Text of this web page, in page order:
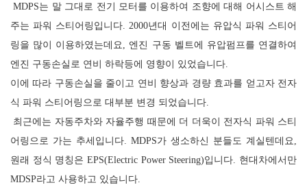
MDPS는 말 그대로 전기 모터를 이용하여 조향에 대해 어시스트 해
주는 파워 스티어링입니다.2000년대 이전에는 유압식 파워 스티어
링을 많이 이용하였는데요, 엔진 구동 벨트에 유압펌프를 연결하여
엔진 구동손실로 연비 하락등에 영향이 있었습니다.
이에 따라 구동손실을 줄이고 연비 향상과 경량 효과를 얻고자 전자
식 파워 스티어링으로 대부분 변경 되었습니다.
최근에는 자동주차와 자율주행 때문에 더 더욱이 전자식 파워 스티
어링으로 가는 추세입니다. MDPS가 생소하신 분들도 계실텐데요,
원래 정식 명칭은 EPS(Electric Power Steering)입니다. 현대차에서만
MDSP라고 사용하고 있습니다.